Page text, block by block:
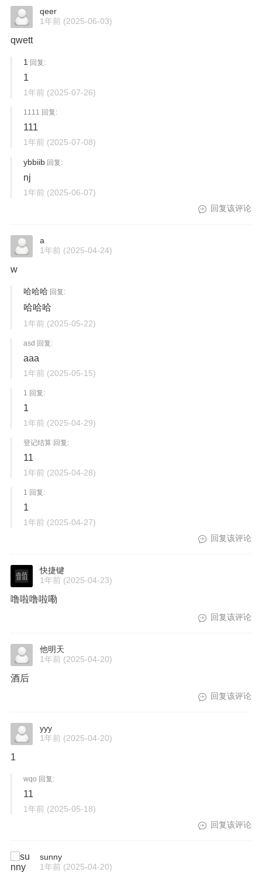
qeer
1年前 (2025-06-03)
qwett
1 回复:
1
1年前 (2025-07-26)
1111 回复:
111
1年前 (2025-07-08)
ybbiib 回复:
nj
1年前 (2025-06-07)
回复该评论
a
1年前 (2025-04-24)
w
哈哈哈 回复:
哈哈哈
1年前 (2025-05-22)
asd 回复:
aaa
1年前 (2025-05-15)
1 回复:
1
1年前 (2025-04-29)
登记结算 回复:
11
1年前 (2025-04-28)
1 回复:
1
1年前 (2025-04-27)
回复该评论
快捷键
1年前 (2025-04-23)
噜啦噜啦嘞
回复该评论
他明天
1年前 (2025-04-20)
酒后
回复该评论
yyy
1年前 (2025-04-20)
1
wqo 回复:
11
1年前 (2025-05-18)
回复该评论
sunny
1年前 (2025-04-20)